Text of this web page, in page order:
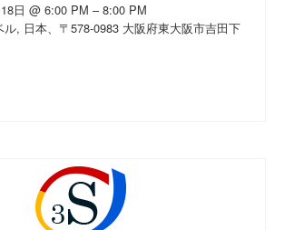
日 @ 6:00 PM – 8:00 PM
ル, 日本、〒578-0983 大阪府東大阪市吉田下